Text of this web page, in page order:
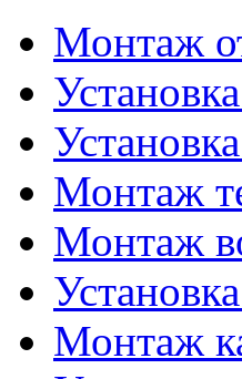
Монтаж
Монтаж
Монтаж
Монтаж